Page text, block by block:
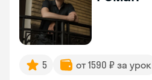
5 от 1590 ₽ за урок